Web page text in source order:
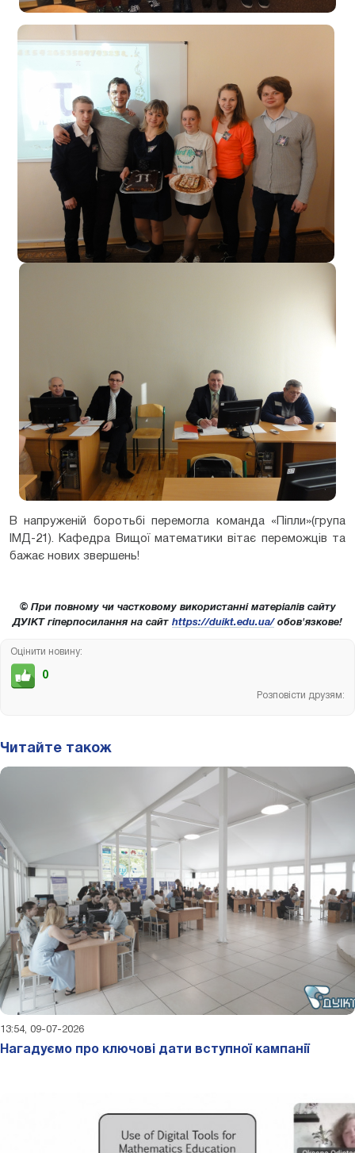
В напруженій боротьбі перемогла команда «Піпли»(група
ІМД-21). Кафедра Вищої математики вітає переможців та
бажає нових звершень!
© При повному чи частковому використанні матеріалів сайту
ДУІКТ гіперпосилання на сайт https://duikt.edu.ua/обов'язкове!
Оцінити новину:
0
Розповісти друзям:
Читайте також
13:54, 09-07-2026
Нагадуємо про ключові дати вступної кампанії